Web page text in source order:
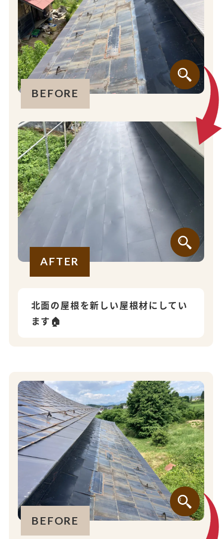
BEFORE
AFTER
北面の屋根を新しい屋根材にしてい
ます🏠
BEFORE